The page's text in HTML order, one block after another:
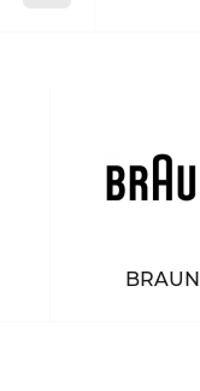
BRAUN